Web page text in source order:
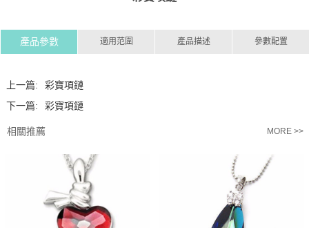
產品參數 適用范圍 產品描述 參數配置
上一篇:
彩寶項鏈
下一篇:
彩寶項鏈
相關推薦 MORE >>